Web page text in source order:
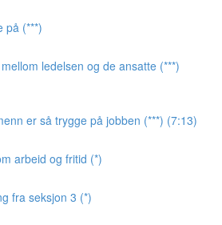
på (***)
ledelsen og de ansatte (***)
er så trygge på jobben (***) (7:13)
arbeid og fritid (*)
fra seksjon 3 (*)